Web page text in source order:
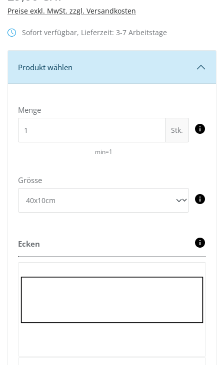
Preise exkl. MwSt. zzgl. Versandkosten
Sofort verfügbar, Lieferzeit: 3-7 Arbeitstage
Produkt wählen
Menge
Stk.
min=1
Grösse
Ecken